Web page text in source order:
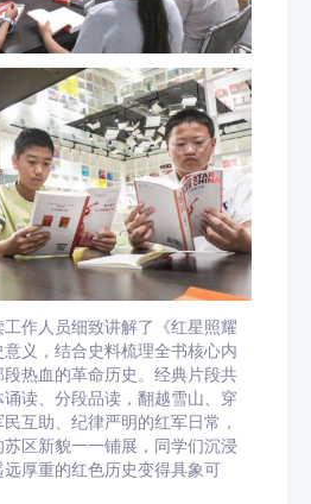
作人员细致讲解了《红星照耀
义，结合史料梳理全书核心内
热血的革命历史。经典片段共
读、分段品读，翻越雪山、穿
互助、纪律严明的红军日常，
区新貌一一铺展，同学们沉浸
厚重的红色历史变得具象可